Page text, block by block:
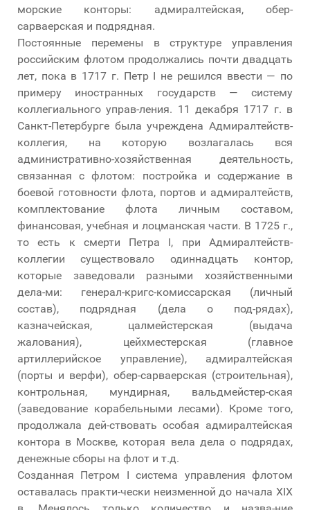
морские конторы: адмиралтейская, обер-
сарваерская и подрядная.
Постоянные перемены в структуре управления
российским флотом продолжались почти двадцать
лет, пока в 1717 г. Петр I не решился ввести — по
примеру иностранных государств — систему
коллегиального управ-ления. 11 декабря 1717 г. в
Санкт-Петербурге была учреждена Адмиралтейств-
коллегия, на которую возлагалась вся
административно-хозяйственная деятельность,
связанная с флотом: постройка и содержание в
боевой готовности флота, портов и адмиралтейств,
комплектование флота личным составом,
финансовая, учебная и лоцманская части. В 1725 г.,
то есть к смерти Петра I, при Адмиралтейств-
коллегии существовало одиннадцать контор,
которые заведовали разными хозяйственными
дела-ми: генерал-кригс-комиссарская (личный
состав), подрядная (дела о под-рядах),
казначейская, цалмейстерская (выдача
жалования), цейхместерская (главное
артиллерийское управление), адмиралтейская
(порты и верфи), обер-сарваерская (строительная),
контрольная, мундирная, вальдмейстер-ская
(заведование корабельными лесами). Кроме того,
продолжала дей-ствовать особая адмиралтейская
контора в Москве, которая вела дела о подрядах,
денежные сборы на флот и т.д.
Созданная Петром I система управления флотом
оставалась практи-чески неизменной до начала XIX